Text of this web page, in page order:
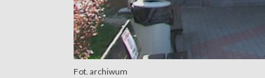
Fot. archiwum